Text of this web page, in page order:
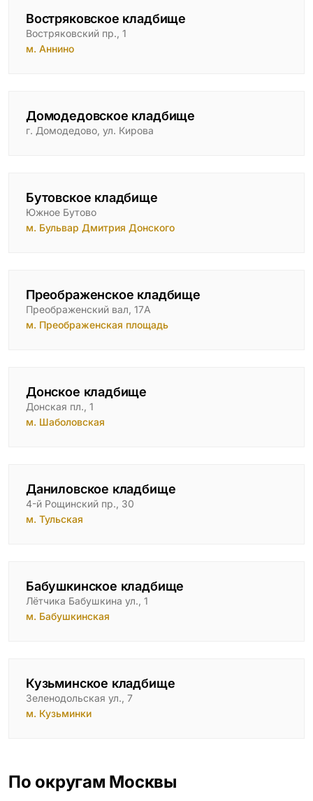
Востряковское кладбище
Востряковский пр., 1
м. Аннино
Домодедовское кладбище
г. Домодедово, ул. Кирова
Бутовское кладбище
Южное Бутово
м. Бульвар Дмитрия Донского
Преображенское кладбище
Преображенский вал, 17А
м. Преображенская площадь
Донское кладбище
Донская пл., 1
м. Шаболовская
Даниловское кладбище
4-й Рощинский пр., 30
м. Тульская
Бабушкинское кладбище
Лётчика Бабушкина ул., 1
м. Бабушкинская
Кузьминское кладбище
Зеленодольская ул., 7
м. Кузьминки
По округам Москвы